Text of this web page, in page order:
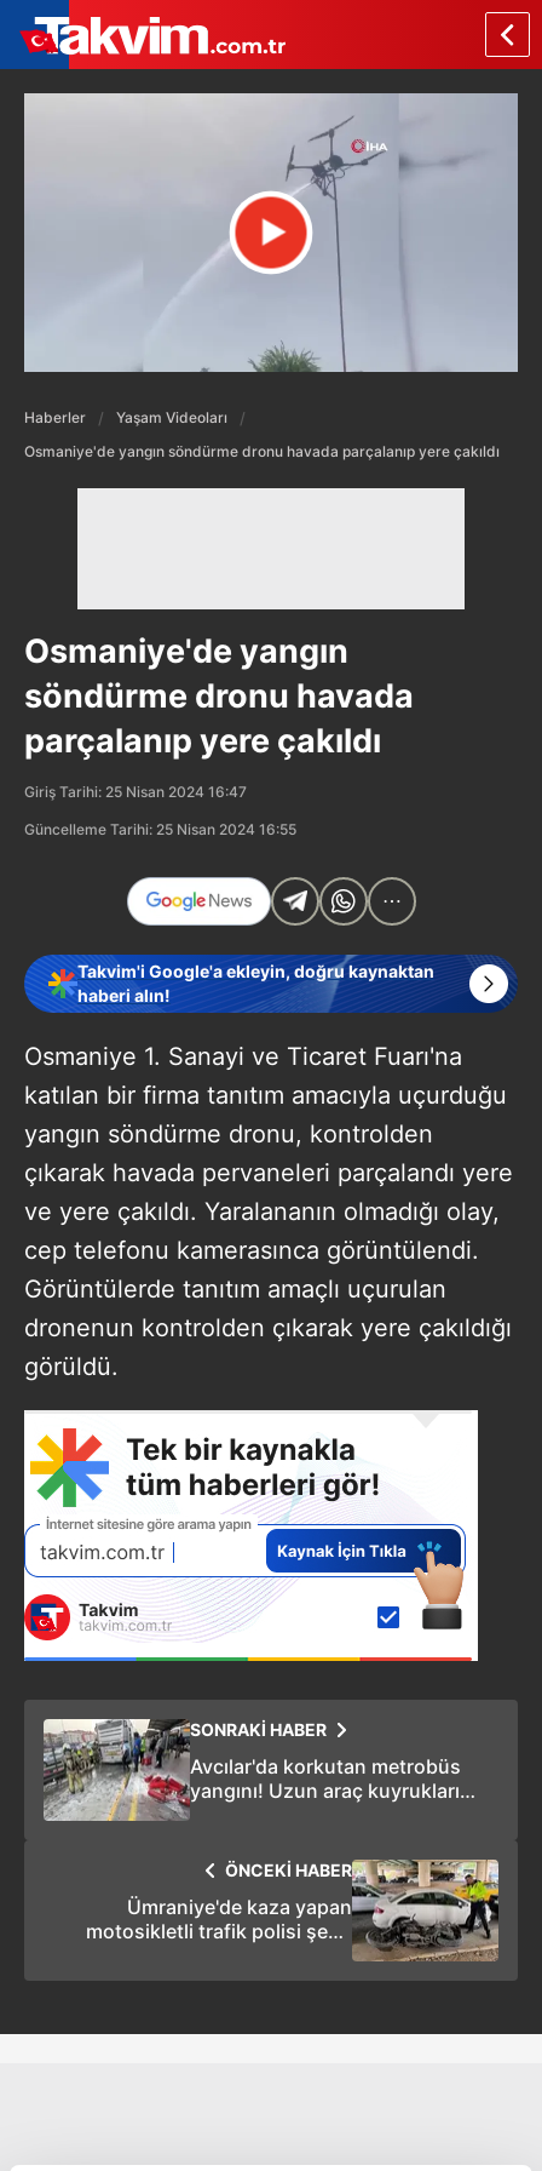
Haberler
Yaşam Videoları
Osmaniye'de yangın söndürme dronu havada parçalanıp yere çakıldı
Osmaniye'de yangın
söndürme dronu havada
parçalanıp yere çakıldı
Giriş Tarihi: 25 Nisan 2024 16:47
Güncelleme Tarihi: 25 Nisan 2024 16:55
Takvim'i Google'a ekleyin, doğru kaynaktan
haberi alın!
Osmaniye 1. Sanayi ve Ticaret Fuarı'na
katılan bir firma tanıtım amacıyla uçurduğu
yangın söndürme dronu, kontrolden
çıkarak havada pervaneleri parçalandı yere
ve yere çakıldı. Yaralananın olmadığı olay,
cep telefonu kamerasınca görüntülendi.
Görüntülerde tanıtım amaçlı uçurulan
dronenun kontrolden çıkarak yere çakıldığı
görüldü.
SONRAKİ HABER
Avcılar'da korkutan metrobüs
yangını! Uzun araç kuyrukları
ÖNCEKİ HABER
Ümraniye'de kaza yapan
motosikletli trafik polisi şehit